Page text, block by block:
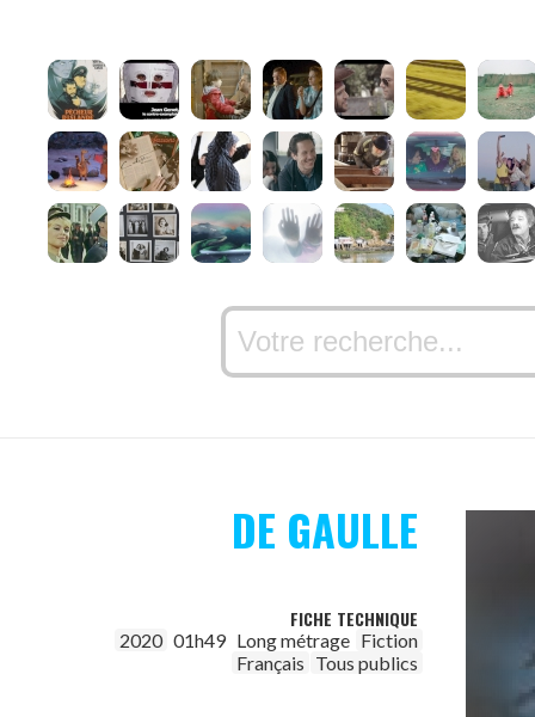
DE GAULLE
FICHE TECHNIQUE
2020 01h49 Long métrage Fiction
Français Tous publics